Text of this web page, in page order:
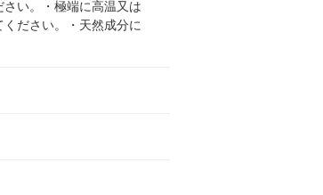
い。・極端に高温又は
ださい。・天然成分に